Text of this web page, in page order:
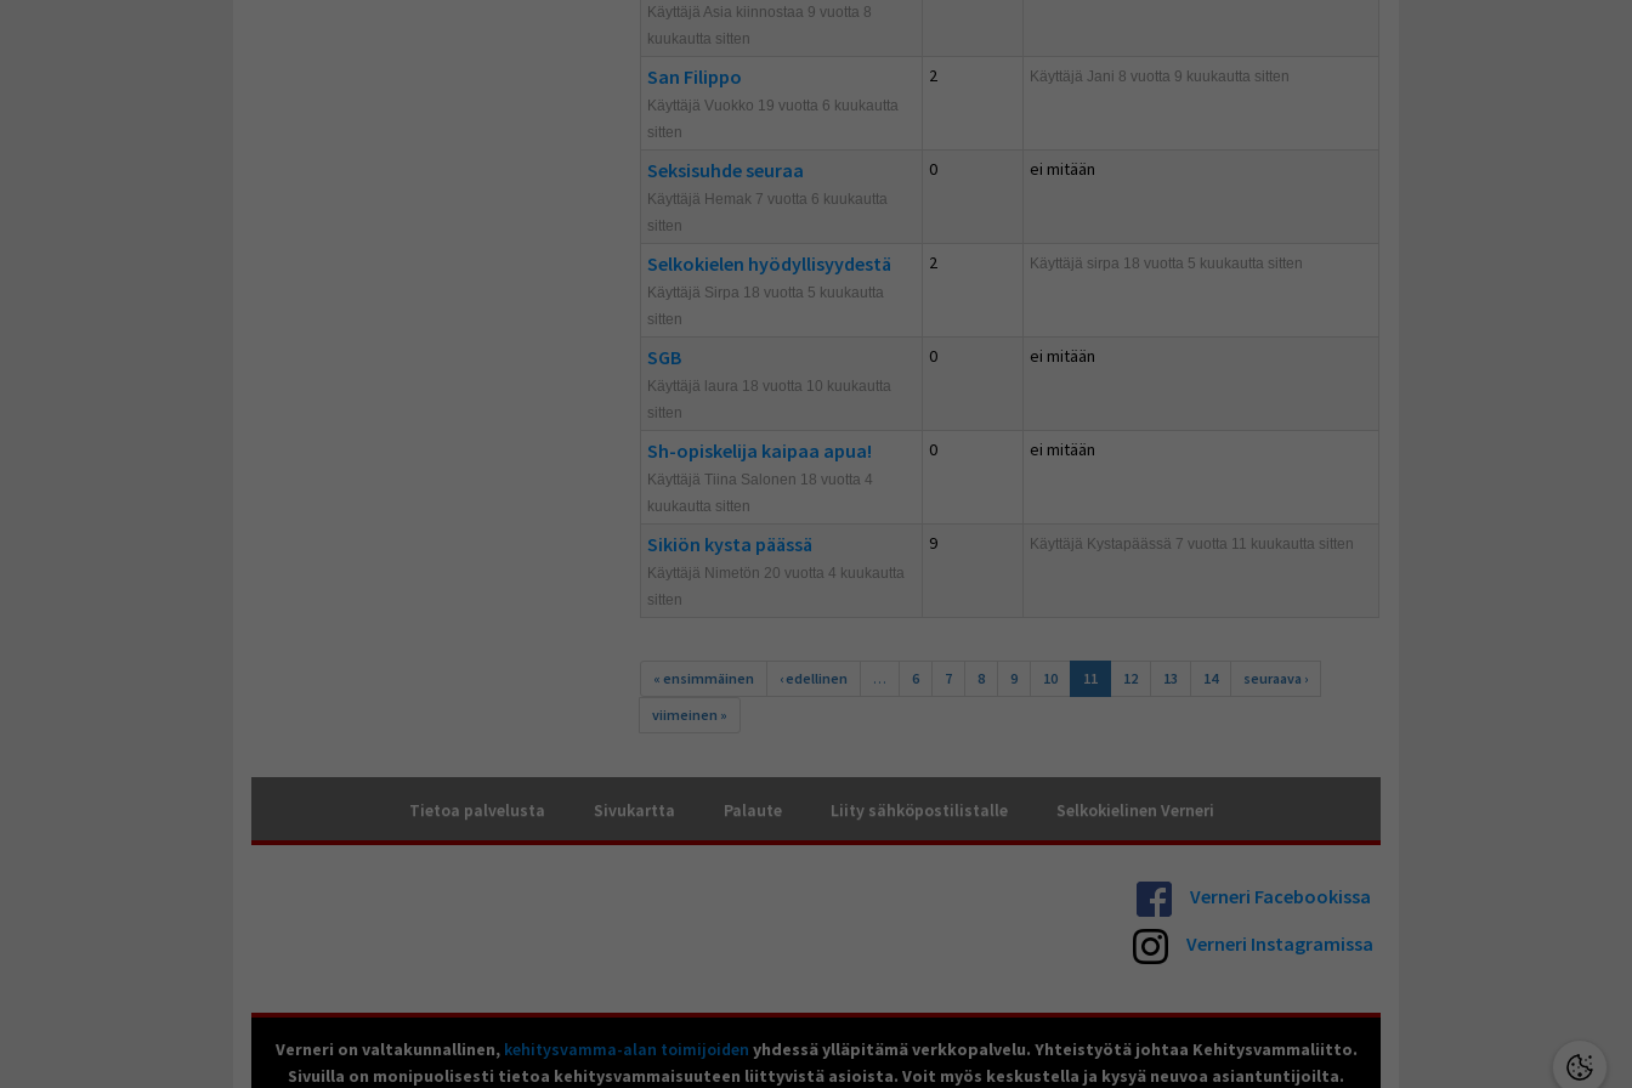
Käyttäjä Asia kiinnostaa 9 vuotta 8
kuukautta sitten
San Filippo
Käyttäjä Vuokko 19 vuotta 6 kuukautta
sitten
2 Käyttäjä Jani 8 vuotta 9 kuukautta sitten
Seksisuhde seuraa
Käyttäjä Hemak 7 vuotta 6 kuukautta
sitten
0 ei mitään
Selkokielen hyödyllisyydestä
Käyttäjä Sirpa 18 vuotta 5 kuukautta
sitten
2 Käyttäjä sirpa 18 vuotta 5 kuukautta sitten
SGB
Käyttäjä laura 18 vuotta 10 kuukautta
sitten
0 ei mitään
Sh-opiskelija kaipaa apua!
Käyttäjä Tiina Salonen 18 vuotta 4
kuukautta sitten
0 ei mitään
Sikiön kysta päässä
Käyttäjä Nimetön 20 vuotta 4 kuukautta
sitten
9 Käyttäjä Kystapäässä 7 vuotta 11 kuukautta sitten
« ensimmäinen ‹ edellinen … 6 7 8 9 10 11 12 13 14
seuraava ›
viimeinen »
Tietoa palvelusta Sivukartta Palaute Liity sähköpostilistalle Selkokielinen Verneri
Verneri Facebookissa
Verneri Instagramissa
Verneri on valtakunnallinen, kehitysvamma-alan toimijoiden yhdessä ylläpitämä verkkopalvelu. Yhteistyötä johtaa Kehitysvammaliitto.
Sivuilla on monipuolisesti tietoa kehitysvammaisuuteen liittyvistä asioista. Voit myös keskustella ja kysyä neuvoa asiantuntijoilta.